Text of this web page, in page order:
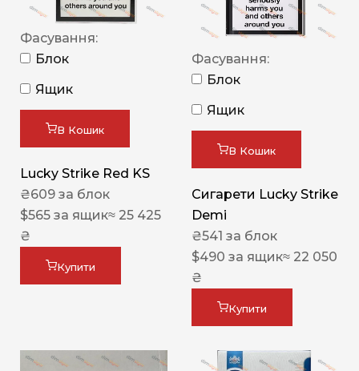
Фасування:
Блок
Ящик
В Кошик
Lucky Strike Red KS
₴609 за блок
$565 за ящик≈ 25 425
₴
Купити
Фасування:
Блок
Ящик
В Кошик
Сигарети Lucky Strike
Demi
₴541 за блок
$490 за ящик≈ 22 050
₴
Купити